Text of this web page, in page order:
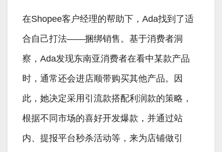
在Shopee客户经理的帮助下，Ada找到了适
合自己打法——捆绑销售。基于消费者洞
察，Ada发现东南亚消费者在看中某款产品
时，通常还会进店顺带购买其他产品。因
此，她决定采用引流款搭配利润款的策略，
根据不同市场的喜好开发爆款，并通过站
内、提报平台秒杀活动等，来为店铺做引